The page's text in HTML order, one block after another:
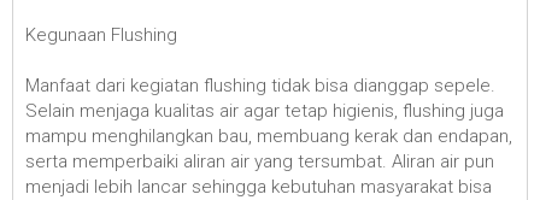
Kegunaan Flushing
Manfaat dari kegiatan flushing tidak bisa dianggap sepele.
Selain menjaga kualitas air agar tetap higienis, flushing juga
mampu menghilangkan bau, membuang kerak dan endapan,
serta memperbaiki aliran air yang tersumbat. Aliran air pun
menjadi lebih lancar sehingga kebutuhan masyarakat bisa